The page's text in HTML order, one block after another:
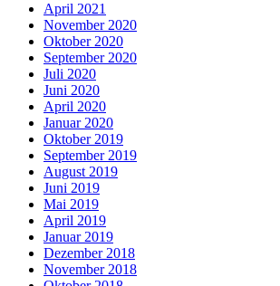
April 2021
November 2020
Oktober 2020
September 2020
Juli 2020
Juni 2020
April 2020
Januar 2020
Oktober 2019
September 2019
August 2019
Juni 2019
Mai 2019
April 2019
Januar 2019
Dezember 2018
November 2018